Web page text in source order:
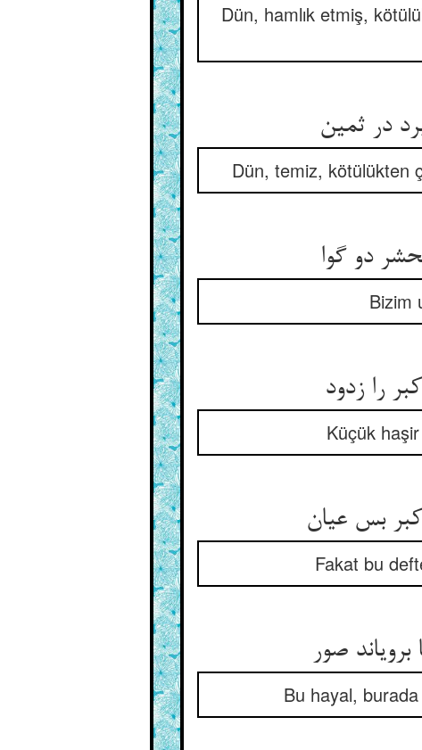
Dün, hamlık etmiş,
Dün, temiz, kötülükten
Bizim
Küçük
Fakat bu
Bu hayal,